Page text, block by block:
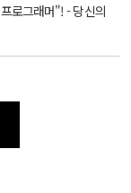
로그래머"! - 당신의